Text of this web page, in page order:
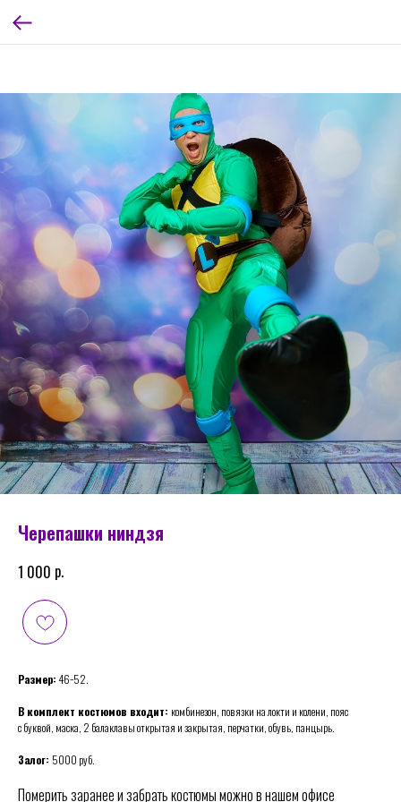
Черепашки ниндзя
1 000 р.
Размер: 46−52.
В комплект костюмов входит: комбинезон, повязки на локти и колени, пояс
с буквой, маска, 2 балаклавы открытая и закрытая, перчатки, обувь, панцырь.
Залог: 5000 руб.
Померить заранее и забрать костюмы можно в нашем офисе